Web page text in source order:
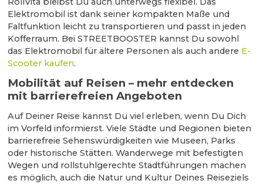
Elektromobil ist dank seiner kompakten Maße und
Faltfunktion leicht zu transportieren und passt in jeden
Kofferraum. Bei STREETBOOSTER kannst Du sowohl
das Elektromobil für ältere Personen als auch andere E-
Scooter kaufen.
Mobilität auf Reisen – mehr entdecken
mit barrierefreien Angeboten
Auf Deiner Reise kannst Du viel erleben, wenn Du Dich
im Vorfeld informierst. Viele Städte und Regionen bieten
barrierefreie Sehenswürdigkeiten wie Museen, Parks
oder historische Stätten. Wanderwege mit befestigten
Wegen und rollstuhlgerechte Stadtführungen machen
es möglich, auch die Natur und Kultur Deines Reiseziels